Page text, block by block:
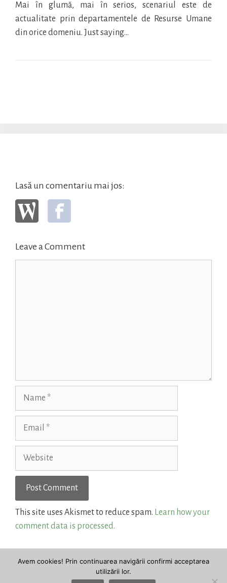
Mai în glumă, mai în serios, scenariul este de
actualitate prin departamentele de Resurse Umane
din orice domeniu. Just saying…
Lasă un comentariu mai jos:
Leave a Comment
Website
This site uses Akismet to reduce spam. Learn how your
comment data is processed.
Avem cookies! Prin continuarea navigării confirmi acceptarea
utilizării lor.